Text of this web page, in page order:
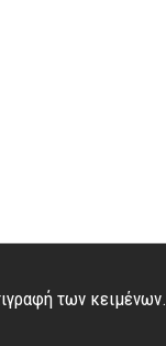
των κειμένων.